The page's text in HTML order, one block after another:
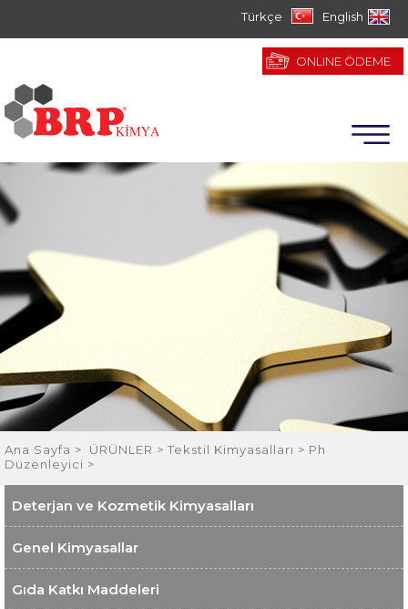
Türkçe English
ONLINE ÖDEME
Ana Sayfa > ÜRÜNLER > Tekstil Kimyasalları > Ph
Düzenleyici >
Deterjan ve Kozmetik Kimyasalları
Genel Kimyasallar
Gıda Katkı Maddeleri